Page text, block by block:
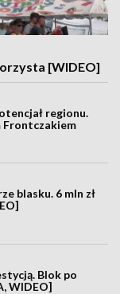
[WIDEO]
regionu.
Frontczakiem
blasku. 6 mln zł
Blok po
WIDEO]